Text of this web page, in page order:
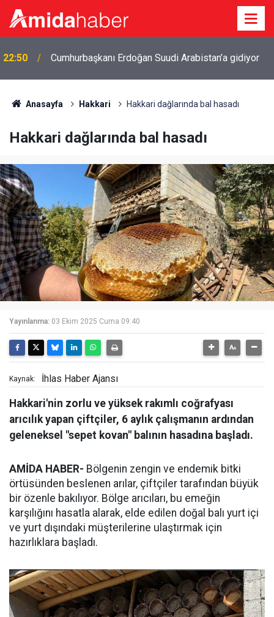
22:50 Cumhurbaşkanı Erdoğan Suudi Arabistan’a gidiyor
Anasayfa Hakkari Hakkari dağlarında bal hasadı
Hakkari dağlarında bal hasadı
Yayınlanma: 03 Ekim 2025 Cuma 09:40
Kaynak: İhlas Haber Ajansı
Hakkari'nin zorlu ve yüksek rakımlı coğrafyası
arıcılık yapan çiftçiler, 6 aylık çalışmanın ardından
geleneksel "sepet kovan" balının hasadına başladı.
AMİDA HABER- Bölgenin zengin ve endemik bitki
örtüsünden beslenen arılar, çiftçiler tarafından büyük
bir özenle bakılıyor. Bölge arıcıları, bu emeğin
karşılığını hasatla alarak, elde edilen doğal balı yurt içi
ve yurt dışındaki müşterilerine ulaştırmak için
hazırlıklara başladı.